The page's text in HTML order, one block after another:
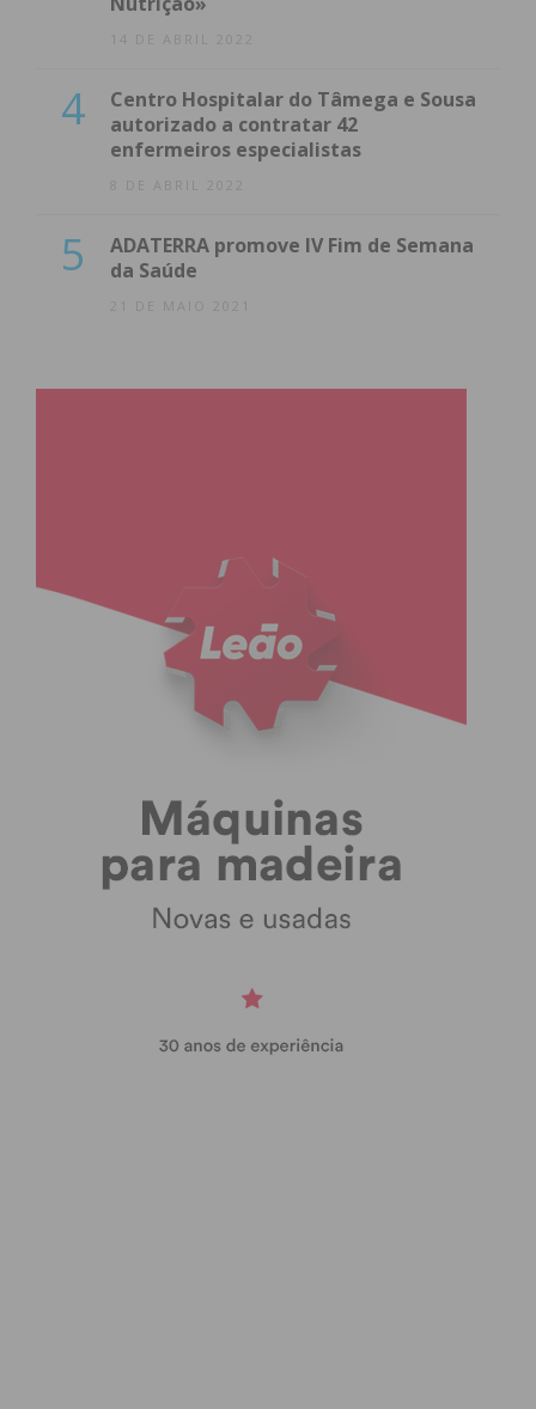
14 DE ABRIL 2022
4
Centro Hospitalar do Tâmega e Sousa
autorizado a contratar 42
enfermeiros especialistas
8 DE ABRIL 2022
5
ADATERRA promove IV Fim de Semana
da Saúde
21 DE MAIO 2021